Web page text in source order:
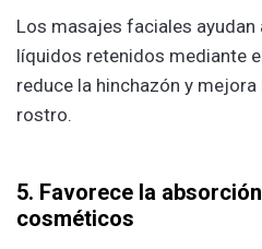
Los masajes faciales ayudan
líquidos retenidos mediante
reduce la hinchazón y
rostro.
5. Favorece la
cosméticos